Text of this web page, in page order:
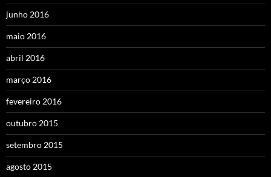
junho 2016
maio 2016
abril 2016
março 2016
fevereiro 2016
outubro 2015
setembro 2015
agosto 2015